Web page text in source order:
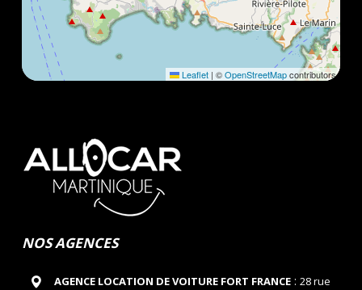
Leaflet | ©OpenStreetMapcontributors
NOS AGENCES
AGENCE LOCATION DE VOITURE FORT FRANCE: 28 rue